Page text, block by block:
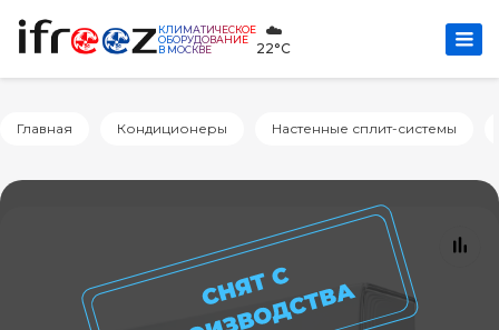
КЛИМАТИЧЕСКОЕ
ОБОРУДОВАНИЕ
В МОСКВЕ
☁️
22°C
Главная Кондиционеры Настенные сплит-системы